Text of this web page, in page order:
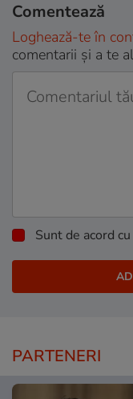
Comentează
Loghează-te în
comentarii și a te
Sunt de acord cu
PARTENERI